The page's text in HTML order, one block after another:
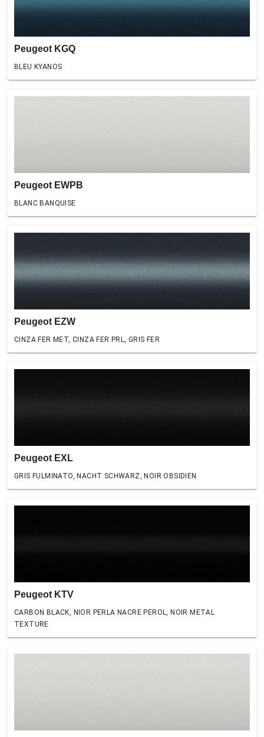
Peugeot KGQ
BLEU KYANOS
Peugeot EWPB
BLANC BANQUISE
Peugeot EZW
CINZA FER MET, CINZA FER PRL, GRIS FER
Peugeot EXL
GRIS FULMINATO, NACHT SCHWARZ, NOIR OBSIDIEN
Peugeot KTV
CARBON BLACK, NIOR PERLA NACRE PEROL, NOIR METAL
TEXTURE